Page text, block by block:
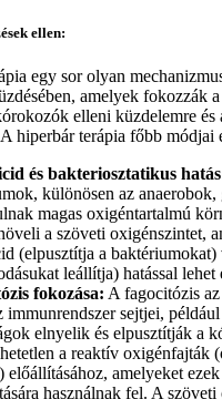
ellen:
egy sor olyan
amelyek fokozzák a
elleni küzdelemre
hiperbár terápia főbb módjai
és bakteriosztatikus
különösen az
magas oxigéntartalmú
a szöveti oxigénszintet,
(elpusztítja a
leállítja) hatással
fokozása: A fagocitózis
immunrendszer sejtjei,
elnyelik és elpusztítják a
a reaktív oxigénfajták
előállításához, amelyeket
használnak fel. A szöveti